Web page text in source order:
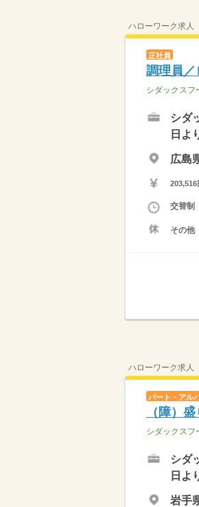
ハローワーク求人
正社員
調理員
シダックスフ
シダ
日よ
広島
203,516
交替制
その他
ハローワーク求人
パート・アル
（障）
シダックスフ
シダ
日よ
岩手